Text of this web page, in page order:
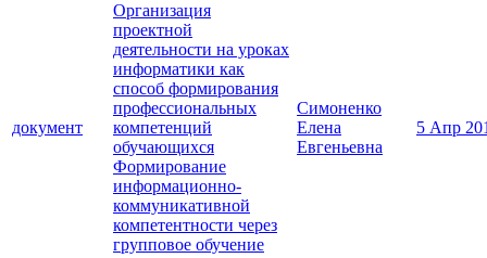
документ
Организация
проектной
деятельности на уроках
информатики как
способ формирования
профессиональных
компетенций
обучающихся
Формирование
информационно-
коммуникативной
компетентности через
групповое обучение
Симоненко
Елена
Евгеньевна
5 Апр